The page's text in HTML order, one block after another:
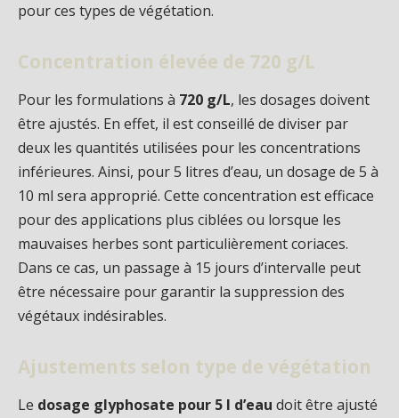
pour ces types de végétation.
Concentration élevée de 720 g/L
Pour les formulations à 720 g/L, les dosages doivent
être ajustés. En effet, il est conseillé de diviser par
deux les quantités utilisées pour les concentrations
inférieures. Ainsi, pour 5 litres d’eau, un dosage de 5 à
10 ml sera approprié. Cette concentration est efficace
pour des applications plus ciblées ou lorsque les
mauvaises herbes sont particulièrement coriaces.
Dans ce cas, un passage à 15 jours d’intervalle peut
être nécessaire pour garantir la suppression des
végétaux indésirables.
Ajustements selon type de végétation
Le dosage glyphosate pour 5 l d’eau doit être ajusté